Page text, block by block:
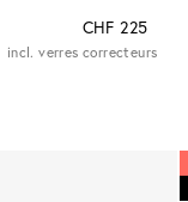
CHF 225
incl. verres correcteurs